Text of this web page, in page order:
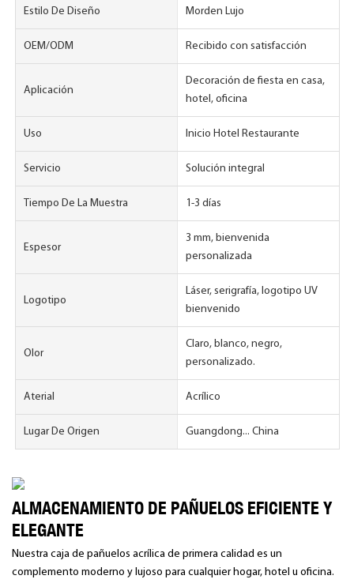
Estilo De Diseño Morden Lujo
OEM/ODM Recibido con satisfacción
Aplicación
Decoración de fiesta en casa,
hotel, oficina
Uso Inicio Hotel Restaurante
Servicio Solución integral
Tiempo De La Muestra 1-3 días
Espesor
3 mm, bienvenida
personalizada
Logotipo
Láser, serigrafía, logotipo UV
bienvenido
Olor
Claro, blanco, negro,
personalizado.
Aterial Acrílico
Lugar De Origen Guangdong... China
ALMACENAMIENTO DE PAÑUELOS EFICIENTE Y
ELEGANTE
Nuestra caja de pañuelos acrílica de primera calidad es un
complemento moderno y lujoso para cualquier hogar, hotel u oficina.